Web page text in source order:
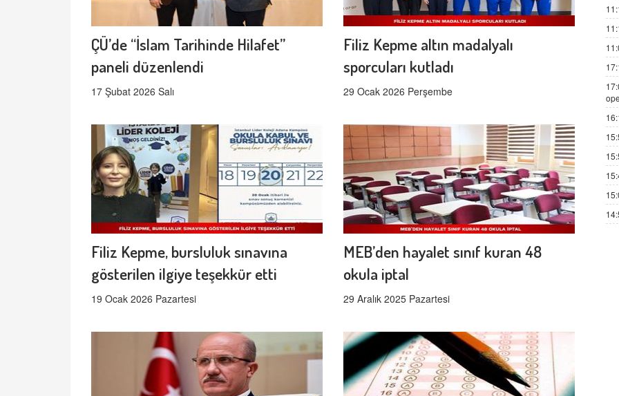
ÇÜ’de “İslam Tarihinde Hilafet”
paneli düzenlendi
17 Şubat 2026 Salı
Filiz Kepme altın madalyalı
sporcuları kutladı
29 Ocak 2026 Perşembe
Filiz Kepme, bursluluk sınavına
gösterilen ilgiye teşekkür etti
19 Ocak 2026 Pazartesi
MEB’den hayalet sınıf kuran 48
okula iptal
29 Aralık 2025 Pazartesi